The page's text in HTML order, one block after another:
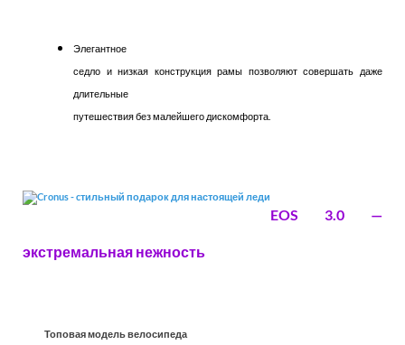
Элегантное
седло и низкая конструкция рамы позволяют совершать даже
длительные
путешествия без малейшего дискомфорта.
EOS 3.0 —
экстремальная нежность
Топовая модель велосипеда